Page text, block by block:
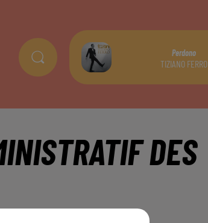
Perdono
TIZIANO FERRO
DES